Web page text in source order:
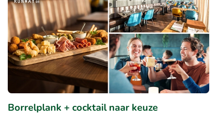
Borrelplank + cocktail naar keuze